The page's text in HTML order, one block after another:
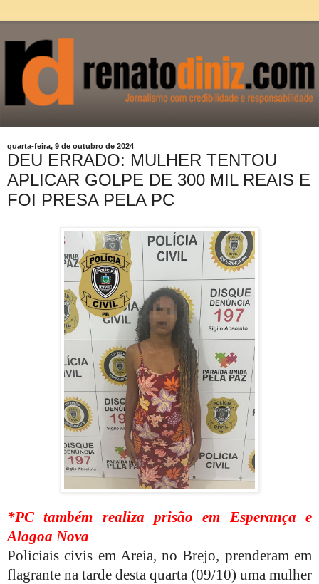
quarta-feira, 9 de outubro de 2024
DEU ERRADO: MULHER TENTOU
APLICAR GOLPE DE 300 MIL REAIS E
FOI PRESA PELA PC
*PC também realiza prisão em Esperança e
Alagoa Nova
Policiais civis em Areia, no Brejo, prenderam em
flagrante na tarde desta quarta (09/10) uma mulher